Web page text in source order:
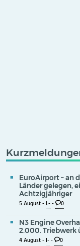
EuroAirport – an
Länder gelegen,
Achtzigjähriger
5 August -L-- 0
N3 Engine
2.000. Triebwerk
4 August -I-- 0